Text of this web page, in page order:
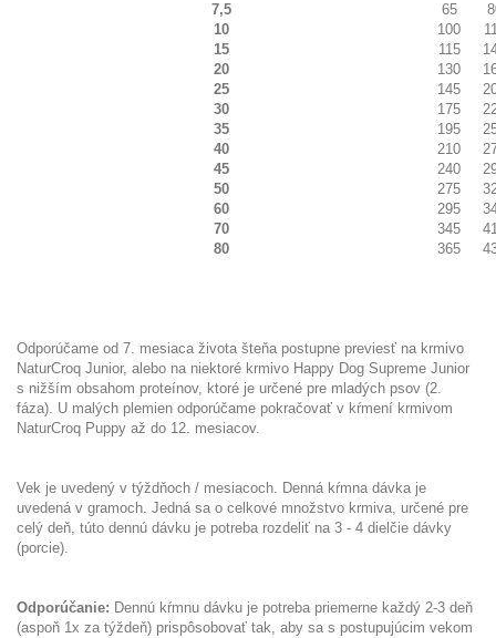
7,5
65
10
100
15
115
20
130
25
145
30
175
35
195
40
210
45
240
50
275
60
295
70
345
80
365
Odporúčame od 7. mesiaca života šteňa postupne previesť na krmivo
NaturCroq Junior, alebo na niektoré krmivo Happy Dog Supreme Junior
s nižším obsahom proteínov, ktoré je určené pre mladých psov (2.
fáza). U malých plemien odporúčame pokračovať v kŕmení krmivom
NaturCroq Puppy až do 12. mesiacov.
Vek je uvedený v týždňoch / mesiacoch. Denná kŕmna dávka je
uvedená v gramoch. Jedná sa o celkové množstvo krmiva, určené pre
celý deň, túto dennú dávku je potreba rozdeliť na 3 - 4 dielčie dávky
(porcie).
Odporúčanie: Dennú kŕmnu dávku je potreba priemerne každý 2-3 deň
(aspoň 1x za týždeň) prispôsobovať tak, aby sa s postupujúcim vekom